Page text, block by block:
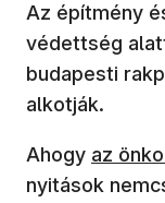
Az építmény
védettség
budapesti
alkotják.
Ahogy (új
az
nyitások